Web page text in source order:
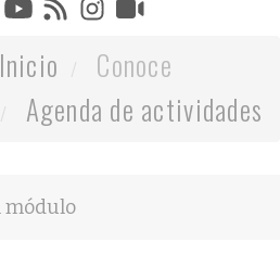
Inicio
Conoce
Agenda de actividades